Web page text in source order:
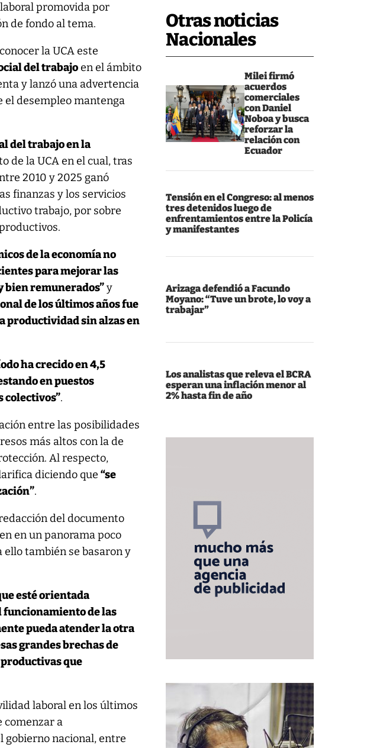
Otras noticias
Nacionales
Milei firmó
acuerdos
comerciales
con Daniel
Noboa y busca
reforzar la
relación con
Ecuador
Tensión en el Congreso: al menos
tres detenidos luego de
enfrentamientos entre la Policía
y manifestantes
Arizaga defendió a Facundo
Moyano: “Tuve un brote, lo voy a
trabajar”
Los analistas que releva el BCRA
esperan una inflación menor al
2% hasta fin de año
promovida por
de fondo al tema.
la UCA este
del trabajoen el ámbito
y lanzó una advertencia
el desempleo mantenga
del trabajo en la
de la UCA en el cual, tras
2010 y 2025 ganó
finanzas y los servicios
trabajo, por sobre
de la economía no
para mejorar las
bien remunerados”y
de los últimos años fue
productividad sin alzas en
ha crecido en 4,5
en puestos
colectivos”.
entre las posibilidades
más altos con la de
Al respecto,
diciendo que“se
.
del documento
en un panorama poco
también se basaron y
esté orientada
de las
pueda atender la otra
grandes brechas de
que
laboral en los últimos
comenzar a
gobierno nacional, entre